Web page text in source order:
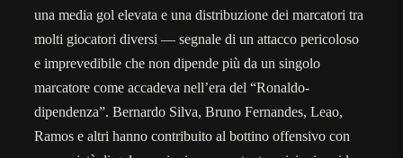
una media gol elevata e una distribuzione dei marcatori tra
molti giocatori diversi — segnale di un attacco pericoloso
e imprevedibile che non dipende più da un singolo
marcatore come accadeva nell’era del “Ronaldo-
dipendenza”. Bernardo Silva, Bruno Fernandes, Leao,
Ramos e altri hanno contribuito al bottino offensivo con